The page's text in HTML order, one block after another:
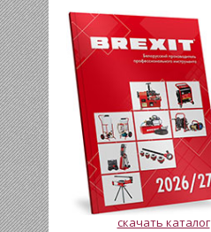
скачать каталог